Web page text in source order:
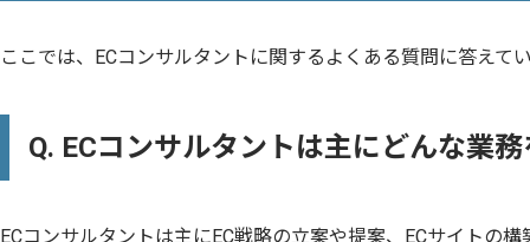
ここでは、ECコンサルタントに関するよくある質問に答えて
Q. ECコンサルタントは主にどんな業
ECコンサルタントは主にEC戦略の立案や提案、ECサイトの